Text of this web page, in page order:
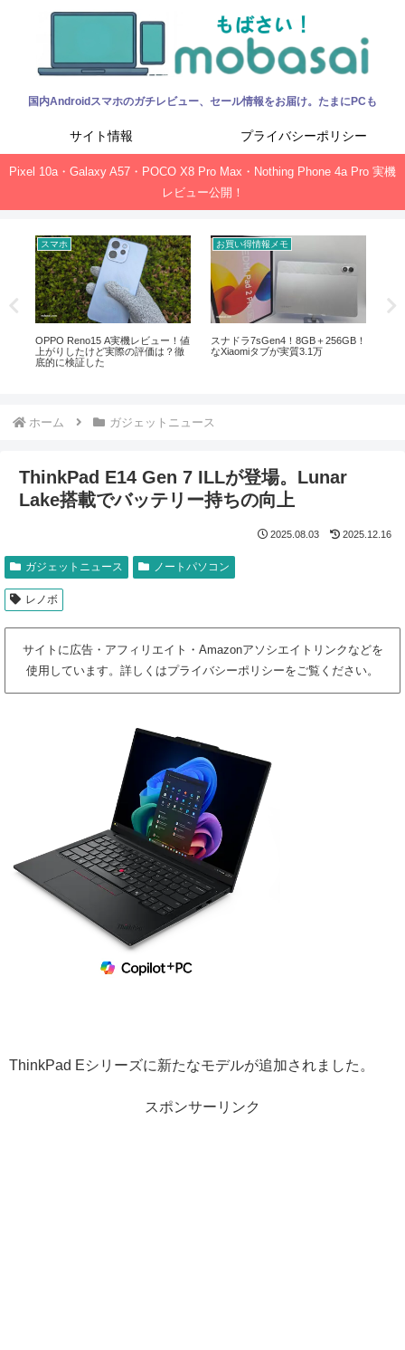
国内Androidスマホのガチレビュー、セール情報をお届け。たまにPCも
サイト情報 プライバシーポリシー
Pixel 10a・Galaxy A57・POCO X8 Pro Max・Nothing Phone 4a Pro 実機
レビュー公開！
スマホ
OPPO Reno15 A実機レビュー！値
上がりしたけど実際の評価は？徹
底的に検証した
お買い得情報メモ
スナドラ7sGen4！8GB＋256GB！
なXiaomiタブが実質3.1万
ホーム ガジェットニュース
ThinkPad E14 Gen 7 ILLが登場。Lunar
Lake搭載でバッテリー持ちの向上
2025.08.03 2025.12.16
ガジェットニュース ノートパソコン
レノボ
サイトに広告・アフィリエイト・Amazonアソシエイトリンクなどを
使用しています。詳しくはプライバシーポリシーをご覧ください。
ThinkPad Eシリーズに新たなモデルが追加されました。
スポンサーリンク